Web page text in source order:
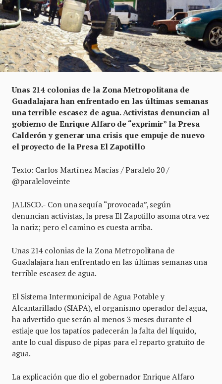
Unas 214 colonias de la Zona Metropolitana de
Guadalajara han enfrentado en las últimas semanas
una terrible escasez de agua. Activistas denuncian al
gobierno de Enrique Alfaro de “exprimir” la Presa
Calderón y generar una crisis que empuje de nuevo
el proyecto de la Presa El Zapotillo
Texto: Carlos Martínez Macías / Paralelo 20 /
@paraleloveinte
JALISCO.- Con una sequía “provocada”, según
denuncian activistas, la presa El Zapotillo asoma otra vez
la nariz; pero el camino es cuesta arriba.
Unas 214 colonias de la Zona Metropolitana de
Guadalajara han enfrentado en las últimas semanas una
terrible escasez de agua.
El Sistema Intermunicipal de Agua Potable y
Alcantarillado (SIAPA), el organismo operador del agua,
ha advertido que serán al menos 3 meses durante el
estiaje que los tapatíos padecerán la falta del líquido,
ante lo cual dispuso de pipas para el reparto gratuito de
agua.
La explicación que dio el gobernador Enrique Alfaro